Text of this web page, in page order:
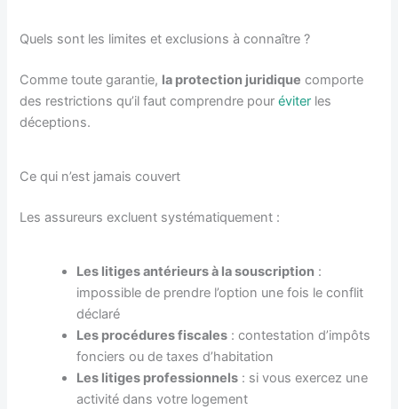
Quels sont les limites et exclusions à connaître ?
Comme toute garantie, la protection juridique comporte
des restrictions qu’il faut comprendre pouréviter les
déceptions.
Ce qui n’est jamais couvert
Les assureurs excluent systématiquement :
Les litiges antérieurs à la souscription :
impossible de prendre l’option une fois le conflit
déclaré
Les procédures fiscales : contestation d’impôts
fonciers ou de taxes d’habitation
Les litiges professionnels : si vous exercez une
activité dans votre logement